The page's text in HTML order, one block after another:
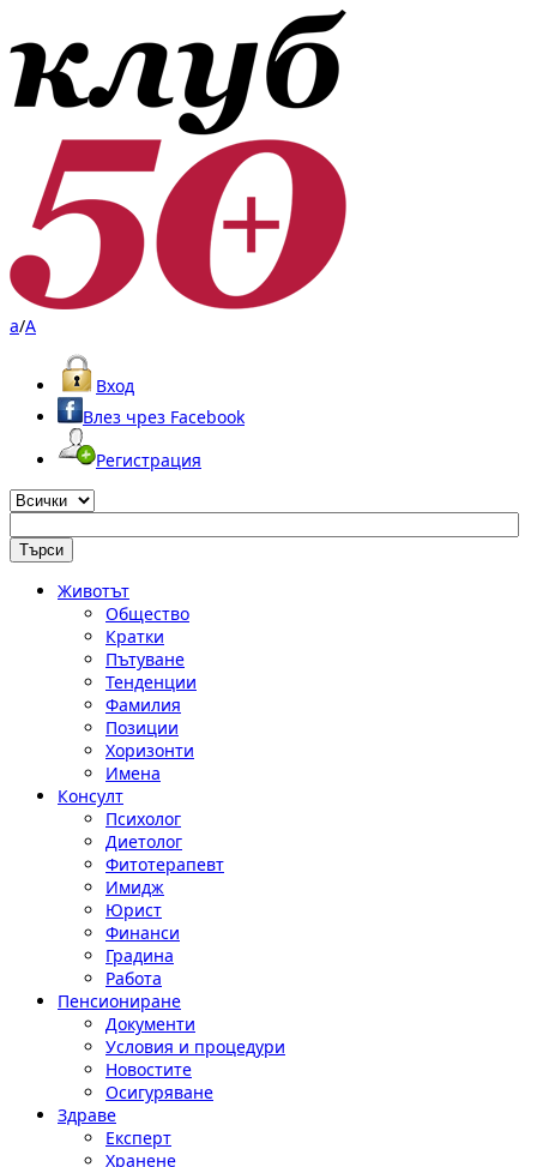
a/A
Вход
Влез чрез Facebook
Регистрация
Животът
Общество
Кратки
Пътуване
Тенденции
Фамилия
Позиции
Хоризонти
Имена
Консулт
Психолог
Диетолог
Фитотерапевт
Имидж
Юрист
Финанси
Градина
Работа
Пенсиониране
Документи
Условия и процедури
Новостите
Осигуряване
Здраве
Експерт
Хранене